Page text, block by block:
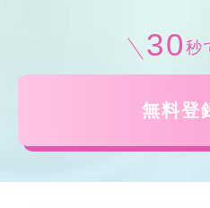
30 秒
無料登